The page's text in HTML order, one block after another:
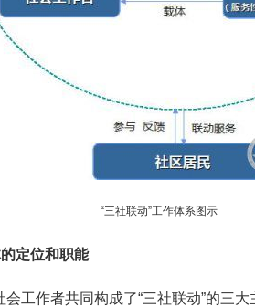
“三社联动”工作体系图示
定位和职能
工作者共同构成了“三社联动”的三